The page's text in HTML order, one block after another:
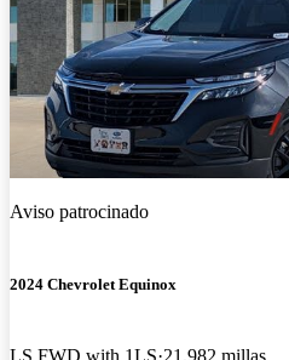
Aviso patrocinado
2024 Chevrolet Equinox